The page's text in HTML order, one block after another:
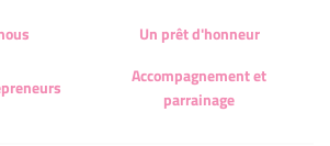
Un prêt d'honneur
Accompagnement et
parrainage